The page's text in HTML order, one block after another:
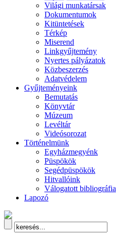
Világi munkatársak
Dokumentumok
Kitüntetések
Térkép
Miserend
Linkgyűjtemény
Nyertes pályázatok
Közbeszerzés
Adatvédelem
Gyűjteményeink
Bemutatás
Könyvtár
Múzeum
Levéltár
Videósorozat
Történelmünk
Egyházmegyénk
Püspökök
Segédpüspökök
Hitvallóink
Válogatott bibliográfia
Lapozó